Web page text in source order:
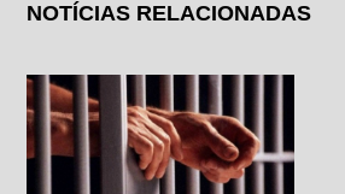
NOTÍCIAS RELACIONADAS